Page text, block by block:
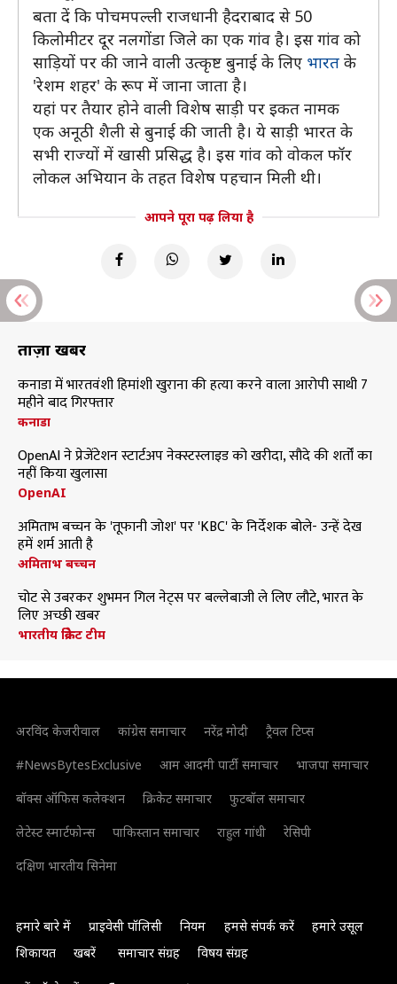
बता दें कि पोचमपल्ली राजधानी हैदराबाद से 50
किलोमीटर दूर नलगोंडा जिले का एक गांव है। इस गांव को
साड़ियों पर की जाने वाली उत्कृष्ट बुनाई के लिए भारत के
'रेशम शहर' के रूप में जाना जाता है।
यहां पर तैयार होने वाली विशेष साड़ी पर इकत नामक
एक अनूठी शैली से बुनाई की जाती है। ये साड़ी भारत के
सभी राज्यों में खासी प्रसिद्ध है। इस गांव को वोकल फॉर
लोकल अभियान के तहत विशेष पहचान मिली थी।
आपने पूरा पढ़ लिया है
ताज़ा खबरें
कनाडा में भारतवंशी हिमांशी खुराना की हत्या करने वाला आरोपी साथी 7
महीने बाद गिरफ्तार
कनाडा
OpenAI ने प्रेजेंटेशन स्टार्टअप नेक्स्टस्लाइड को खरीदा, सौदे की शर्तों का
नहीं किया खुलासा
OpenAI
अमिताभ बच्चन के 'तूफानी जोश' पर 'KBC' के निर्देशक बोले- उन्हें देख
हमें शर्म आती है
अमिताभ बच्चन
चोट से उबरकर शुभमन गिल नेट्स पर बल्लेबाजी ले लिए लौटे, भारत के
लिए अच्छी खबर
भारतीय क्रिकेट टीम
अरविंद केजरीवाल कांग्रेस समाचार नरेंद्र मोदी
ट्रैवल टिप्स
#NewsBytesExclusive
आम आदमी पार्टी समाचार
भाजपा समाचार
बॉक्स ऑफिस कलेक्शन
क्रिकेट समाचार
फुटबॉल समाचार
लेटेस्ट स्मार्टफोन्स
पाकिस्तान समाचार राहुल गांधी
रेसिपी
दक्षिण भारतीय सिनेमा
हमारे बारे में प्राइवेसी पॉलिसी नियम हमसे संपर्क करें
हमारे उसूल
शिकायत
खबरें समाचार संग्रह विषय संग्रह